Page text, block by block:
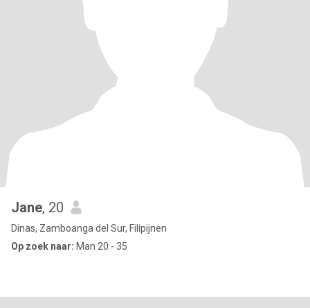
Jane, 20
Dinas, Zamboanga del Sur, Filipijnen
Op zoek naar: Man 20 - 35